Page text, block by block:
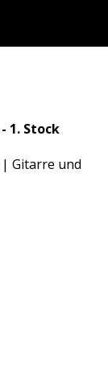
1. Stock
| Gitarre und